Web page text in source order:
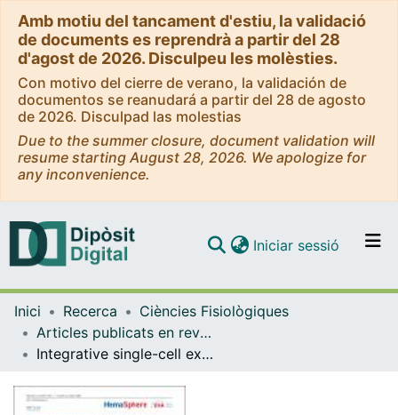
Amb motiu del tancament d'estiu, la validació
de documents es reprendrà a partir del 28
d'agost de 2026. Disculpeu les molèsties.
Con motivo del cierre de verano, la validación de
documentos se reanudará a partir del 28 de agosto
de 2026. Disculpad las molestias
Due to the summer closure, document validation will
resume starting August 28, 2026. We apologize for
any inconvenience.
Navega per tot el DD
Iniciar sessió (current)
Inici Recerca
Ciències Fisiològiques
Articles publicats en revistes (Ciències Fisiològiques)
Integrative single-cell expression and functional studies unravels a sensitization to cytarabine-based chemotherapy through HIF pathway inhibition in AML leukemia stem cells